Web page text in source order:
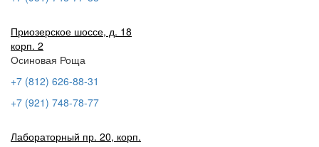
Приозерское шоссе, д. 18
корп. 2
Осиновая Роща
+7 (812) 626-88-31
+7 (921) 748-78-77
Лабораторный пр. 20, корп.